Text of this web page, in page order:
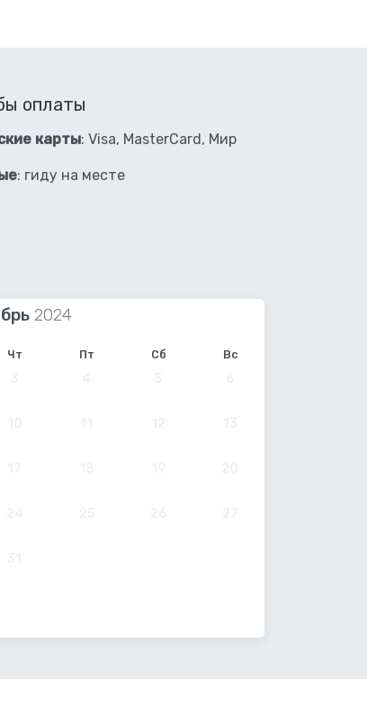
оплаты
карты: Visa, MasterCard, Мир
: гиду на месте
Чт Пт Сб Вс